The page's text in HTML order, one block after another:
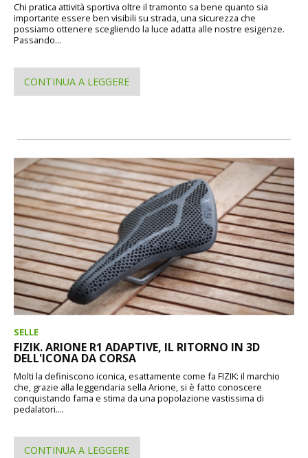
Chi pratica attività sportiva oltre il tramonto sa bene quanto sia
importante essere ben visibili su strada, una sicurezza che
possiamo ottenere scegliendo la luce adatta alle nostre esigenze.
Passando...
CONTINUA A LEGGERE
SELLE
FIZIK. ARIONE R1 ADAPTIVE, IL RITORNO IN 3D
DELL'ICONA DA CORSA
Molti la definiscono iconica, esattamente come fa FIZIK: il marchio
che, grazie alla leggendaria sella Arione, si è fatto conoscere
conquistando fama e stima da una popolazione vastissima di
pedalatori....
CONTINUA A LEGGERE